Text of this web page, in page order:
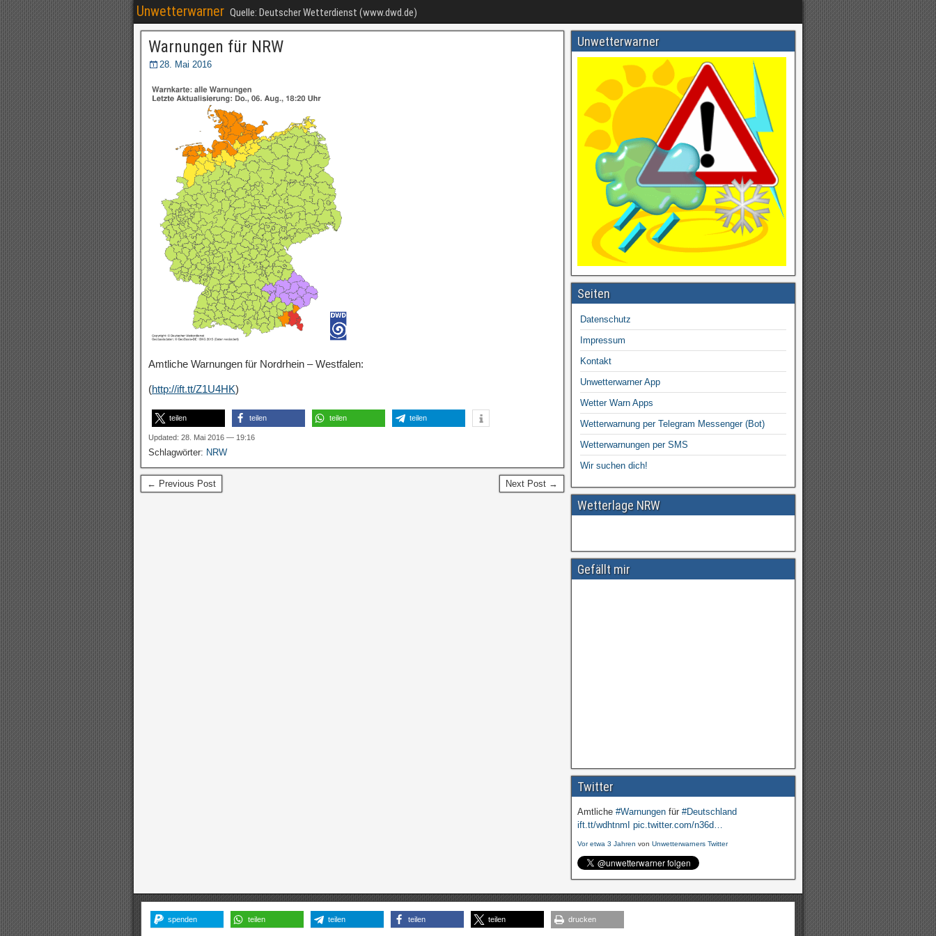
Unwetterwarner Quelle: Deutscher Wetterdienst (www.dwd.de)
Warnungen für NRW
28. Mai 2016
Amtliche Warnungen für Nordrhein – Westfalen:
(http://ift.tt/Z1U4HK)
teilen teilen teilen teilen
Updated: 28. Mai 2016 — 19:16
Schlagwörter: NRW
← Previous Post Next Post →
Unwetterwarner
Seiten
Datenschutz
Impressum
Kontakt
Unwetterwarner App
Wetter Warn Apps
Wetterwarnung per Telegram Messenger (Bot)
Wetterwarnungen per SMS
Wir suchen dich!
Wetterlage NRW
Gefällt mir
Twitter
Amtliche #Warnungenfür #Deutschland
ift.tt/wdhtnmI pic.twitter.com/n36d…
Vor etwa 3 Jahren von Unwetterwarners Twitter
spenden teilen teilen teilen teilen drucken